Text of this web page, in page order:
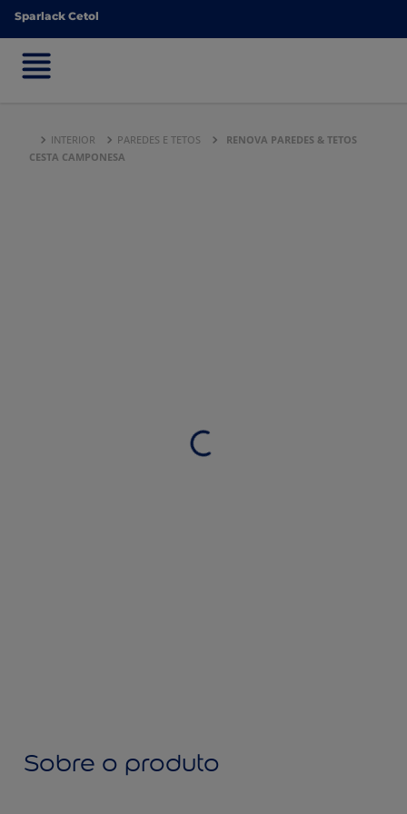
Sparlack Cetol
Sparlack Cetol
INTERIOR PAREDES E TETOS
RENOVA PAREDES & TETOS
CESTA CAMPONESA
Sobre o produto